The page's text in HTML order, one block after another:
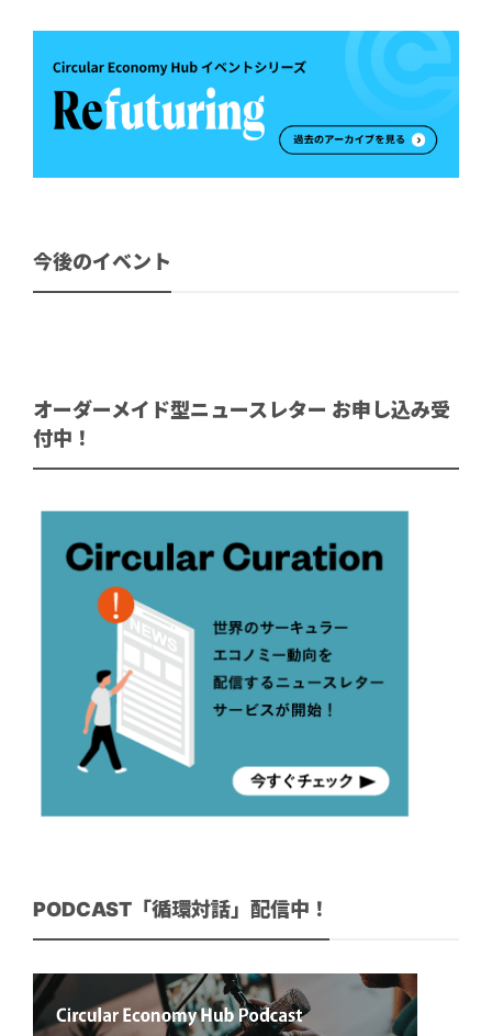
今後のイベント
オーダーメイド型ニュースレター お申し込み受
付中！
PODCAST「循環対話」配信中！